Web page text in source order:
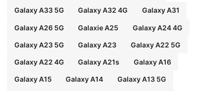
Galaxy A33 5G Galaxy A32 4G Galaxy A31
Galaxy A26 5G Galaxie A25 Galaxy A24 4G
Galaxy A23 5G Galaxy A23 Galaxy A22 5G
Galaxy A22 4G Galaxy A21s Galaxy A16
Galaxy A15 Galaxy A14 Galaxy A13 5G